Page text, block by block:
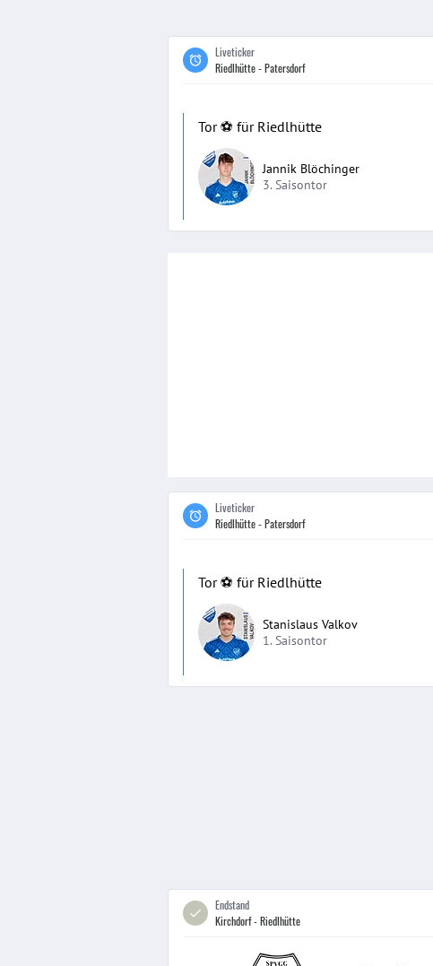
Liveticker
Riedlhütte - Patersdorf
Tor ⚽️ für Riedlhütte
Jannik Blöchinger
3. Saisontor
Liveticker
Riedlhütte - Patersdorf
Tor ⚽️ für Riedlhütte
Stanislaus Valkov
1. Saisontor
Endstand
Kirchdorf - Riedlhütte